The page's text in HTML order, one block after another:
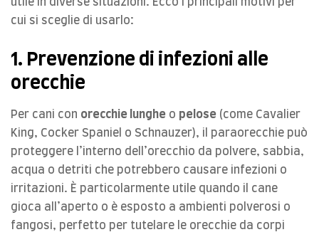
cui si sceglie di usarlo:
1. Prevenzione di infezioni alle
orecchie
Per cani con orecchie lunghe o pelose (come Cavalier
King, Cocker Spaniel o Schnauzer), il paraorecchie può
proteggere l’interno dell’orecchio da polvere, sabbia,
acqua o detriti che potrebbero causare infezioni o
irritazioni. È particolarmente utile quando il cane
gioca all’aperto o è esposto a ambienti polverosi o
fangosi, perfetto per tutelare le orecchie da corpi